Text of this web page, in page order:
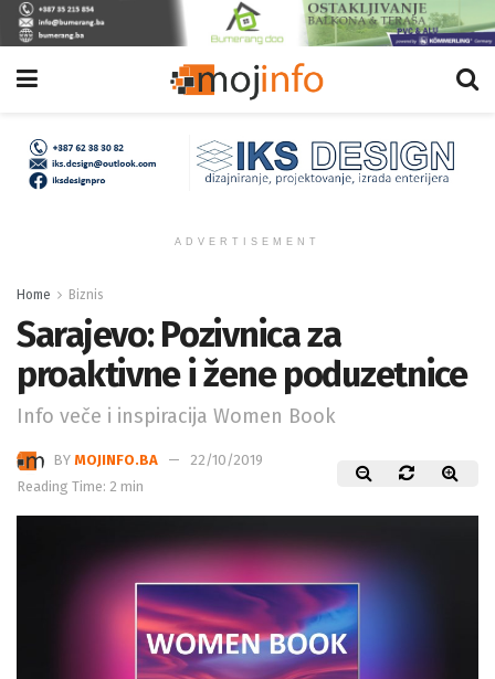
ADVERTISEMENT
Home Biznis
Sarajevo: Pozivnica za
proaktivne i žene poduzetnice
Info veče i inspiracija Women Book
BY MOJINFO.BA
22/10/2019
Reading Time: 2 min